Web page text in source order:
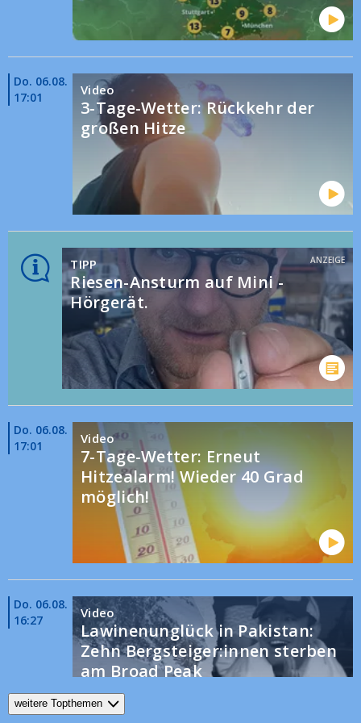
Do. 06.08.
17:01
Video
3-Tage-Wetter: Rückkehr der
großen Hitze
ANZEIGE
TIPP
Riesen-Ansturm auf Mini -
Hörgerät.
Do. 06.08.
17:01
Video
7-Tage-Wetter: Erneut
Hitzealarm! Wieder 40 Grad
möglich!
Do. 06.08.
16:27
Video
Lawinenunglück in Pakistan:
Zehn Bergsteiger:innen sterben
am Broad Peak
weitere Topthemen